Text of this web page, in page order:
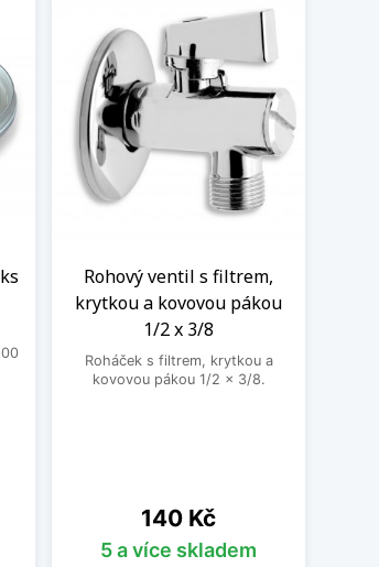
Rohový ventil s filtrem,
krytkou a kovovou pákou
1/2 x 3/8
Roháček s filtrem, krytkou a
kovovou pákou 1/2 x 3/8.
Cena
140 Kč
5 a více skladem